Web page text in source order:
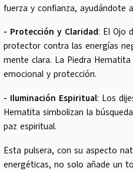
fuerza y confianza, ayudándote
- Protección y Claridad: El Ojo
protector contra las energías
mente clara. La Piedra
emocional y protección.
- Iluminación Espiritual: Los
Hematita simbolizan la
paz espiritual.
Esta pulsera, con su aspecto
energéticas, no solo añade un